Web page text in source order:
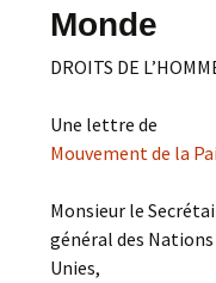
Monde
DROITS DE
Une lettre de
Mouvement de la
Monsieur le
général des Nations
Unies,